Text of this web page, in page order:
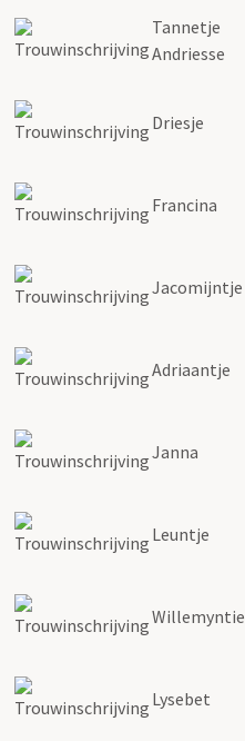
Tannetje
Andriesse
Driesje
Francina
Jacomijntje
Adriaantje
Janna
Leuntje
Willemyntie
Lysebet